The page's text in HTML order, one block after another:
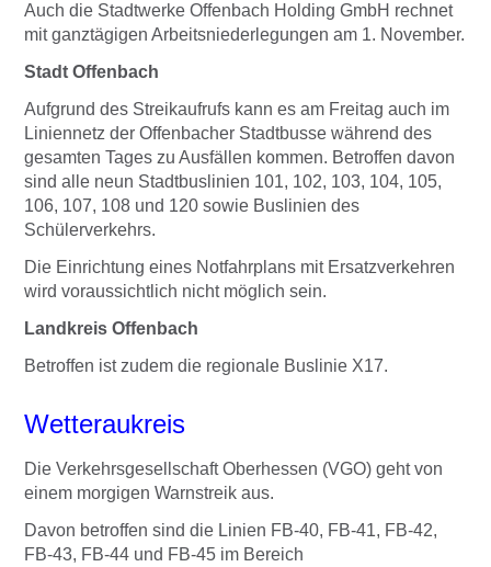
Auch die Stadtwerke Offenbach Holding GmbH rechnet
mit ganztägigen Arbeitsniederlegungen am 1. November.
Stadt Offenbach
Aufgrund des Streikaufrufs kann es am Freitag auch im
Liniennetz der Offenbacher Stadtbusse während des
gesamten Tages zu Ausfällen kommen. Betroffen davon
sind alle neun Stadtbuslinien 101, 102, 103, 104, 105,
106, 107, 108 und 120 sowie Buslinien des
Schülerverkehrs.
Die Einrichtung eines Notfahrplans mit Ersatzverkehren
wird voraussichtlich nicht möglich sein.
Landkreis Offenbach
Betroffen ist zudem die regionale Buslinie X17.
Wetteraukreis
Die Verkehrsgesellschaft Oberhessen (VGO) geht von
einem morgigen Warnstreik aus.
Davon betroffen sind die Linien FB-40, FB-41, FB-42,
FB-43, FB-44 und FB-45 im Bereich